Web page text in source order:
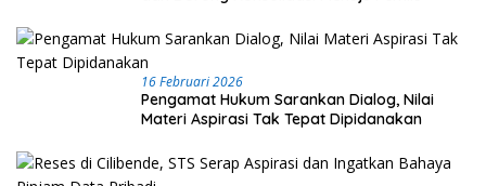
16 Februari 2026
Pengamat Hukum Sarankan Dialog, Nilai
Materi Aspirasi Tak Tepat Dipidanakan